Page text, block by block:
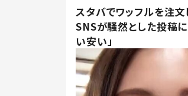
スタバでワッフルを注文
SNSが騒然とした投稿
い安い」